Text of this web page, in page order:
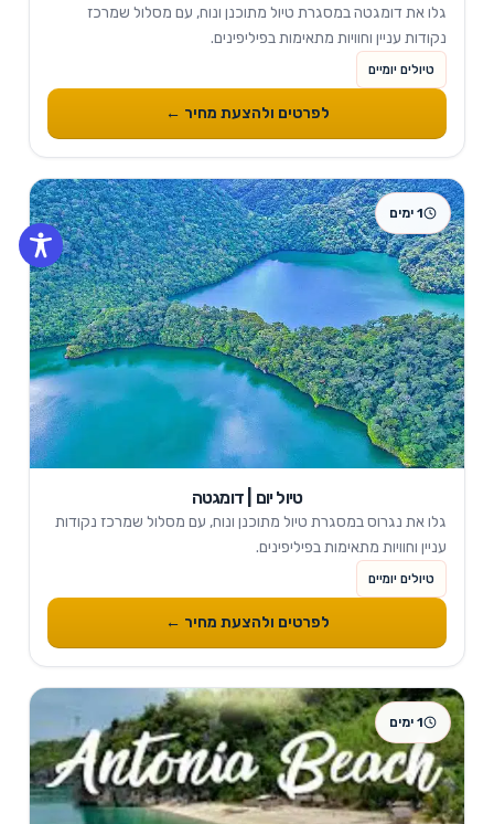
גלו את דומגטה במסגרת טיול מתוכנן ונוח, עם מסלול שמרכז
נקודות עניין וחוויות מתאימות בפיליפינים.
טיולים יומיים
לפרטים ולהצעת מחיר ←
1 ימים
טיול יום | דומגטה
גלו את נגרוס במסגרת טיול מתוכנן ונוח, עם מסלול שמרכז נקודות
עניין וחוויות מתאימות בפיליפינים.
טיולים יומיים
לפרטים ולהצעת מחיר ←
1 ימים